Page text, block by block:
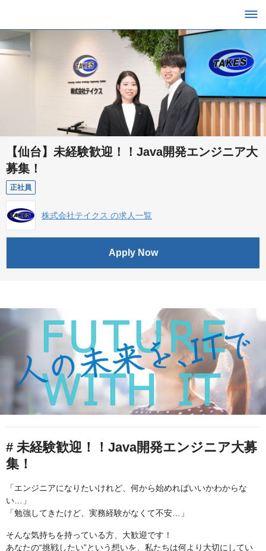
【仙台】未経験歓迎！！Java開発エンジニア大
募集！
正社員
株式会社テイクス の求人一覧
Apply Now
# 未経験歓迎！！Java開発エンジニア大募
集！
「エンジニアになりたいけれど、何から始めればいいかわからな
い…」
「勉強してきたけど、実務経験がなくて不安…」
そんな気持ちを持っている方、大歓迎です！
あなたの“挑戦したい”という想いを、私たちは何より大切にしてい